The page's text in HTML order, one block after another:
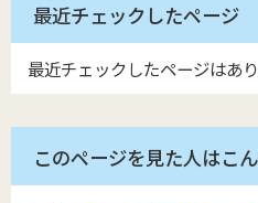
最近チェックしたページ
最近チェックしたページはあり
このページを見た人はこ